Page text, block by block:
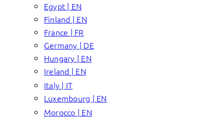
Egypt | EN
Finland | EN
France | FR
Germany | DE
Hungary | EN
Ireland | EN
Italy | IT
Luxembourg | EN
Morocco | EN